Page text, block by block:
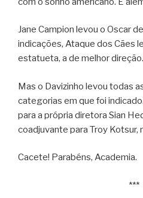
Jane Campion levou o Oscar
indicações, Ataque dos Cães
estatueta, a de melhor direção.
Mas o Davizinho levou todas
categorias em que foi
para a própria diretora Sian
coadjuvante para Troy Kotsur,
Cacete! Parabéns, Academia.
***